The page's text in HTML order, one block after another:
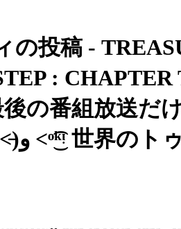
の投稿 -
:
の番組放送だ